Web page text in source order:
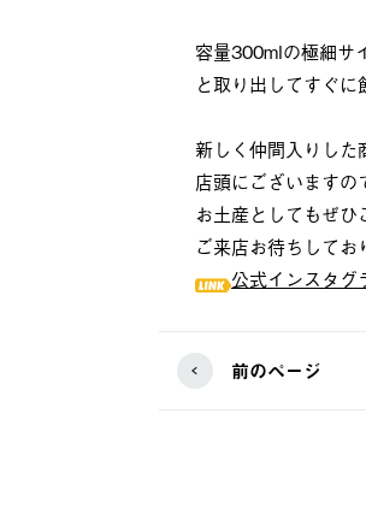
容量300mlの極細サ
と取り出してすぐに
新しく仲間入りした
店頭にございますの
お土産としてもぜひ
ご来店お待ちしてお
公式インスタグ
前のページ